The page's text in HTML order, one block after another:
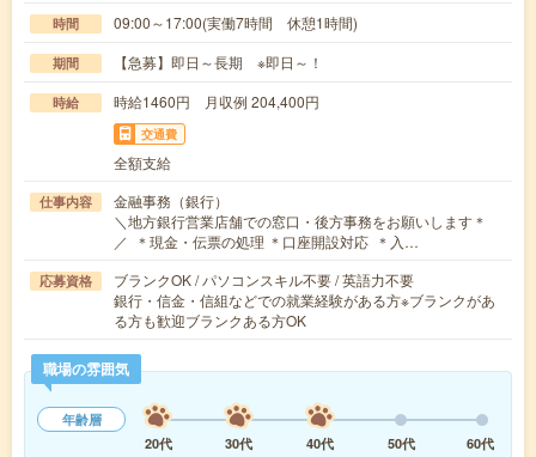
時間 09:00～17:00(実働7時間 休憩1時間)
期間 【急募】即日～長期 ※即日～！
時給 時給1460円 月収例 204,400円
交通費
全額支給
仕事内容
金融事務（銀行）
＼地方銀行営業店舗での窓口・後方事務をお願いします＊
／ ＊現金・伝票の処理 ＊口座開設対応 ＊入…
応募資格
ブランクOK / パソコンスキル不要 / 英語力不要
銀行・信金・信組などでの就業経験がある方※ブランクがあ
る方も歓迎ブランクある方OK
職場の雰囲気
年齢層
20代
30代 40代 50代
60代